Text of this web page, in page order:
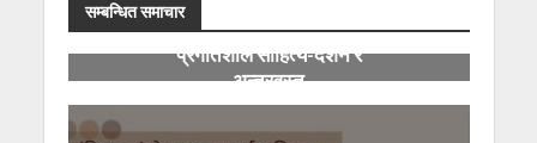
सम्बन्धित समाचार
प्रगतिशील साहित्य-दर्शन र
अन्तरवस्तु